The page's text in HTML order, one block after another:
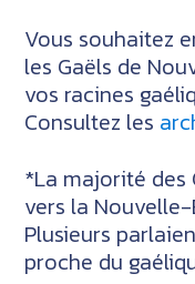
Vous souhaitez
les Gaëls de
vos racines
Consultez les
*La majorité des
vers la
Plusieurs
proche du